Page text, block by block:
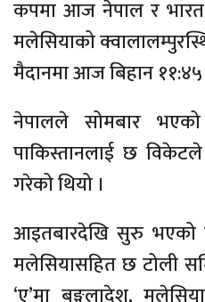
कपमा आज नेपाल र भारत
मलेसियाको
मैदानमा आज बिहान
नेपालले सोमबार
पाकिस्तानलाई छ
गरेको थियो ।
आइतबारदेखि सुरु भएको
मलेसियासहित छ टोली